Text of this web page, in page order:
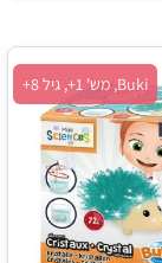
Buki, מש' 1+, גיל 8+